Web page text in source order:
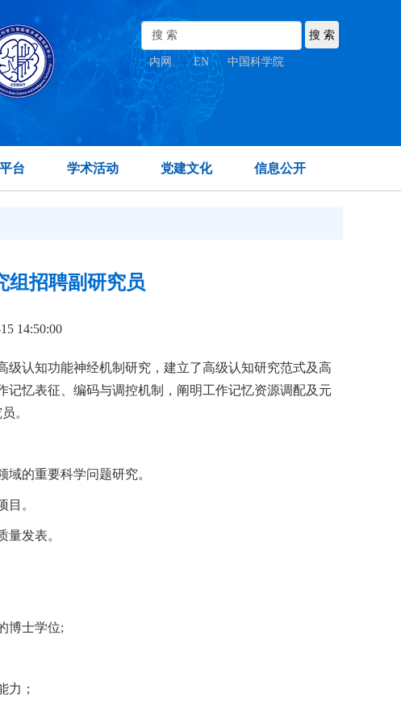
内网 EN | 中国科学院
台 学术活动 党建文化 信息公开
组招聘副研究员
14:50:00
认知功能神经机制研究，建立了高级认知研究范式及高
忆表征、编码与调控机制，阐明工作记忆资源调配及元
。
的重要科学问题研究。
目。
发表。
博士学位;
力；